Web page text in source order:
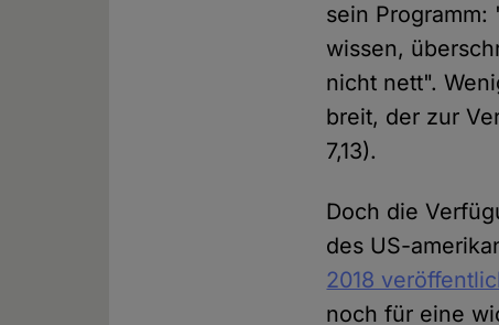
sein
wissen,
nicht nett".
breit, der zur
7,13).
Doch die
des US-
2018
noch für eine